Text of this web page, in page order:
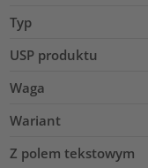
Typ
USP produktu
Waga
Wariant
Z polem tekstowym